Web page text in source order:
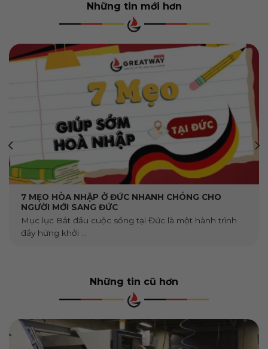
Những tin mới hơn
7 MẸO HÒA NHẬP Ở ĐỨC NHANH CHÓNG CHO
NGƯỜI MỚI SANG ĐỨC
Mục lục Bắt đầu cuộc sống tại Đức là một hành trình
đầy hứng khởi ...
Những tin cũ hơn